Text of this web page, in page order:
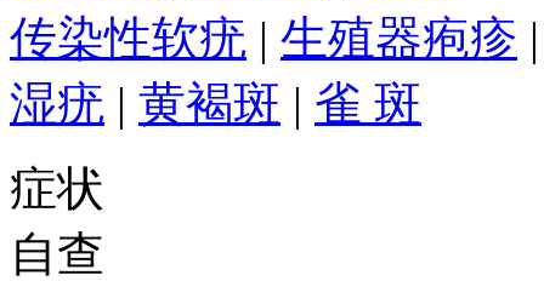
传染性软疣 | 生殖器疱疹
湿疣 | 黄褐斑 | 雀 斑
症状
自查